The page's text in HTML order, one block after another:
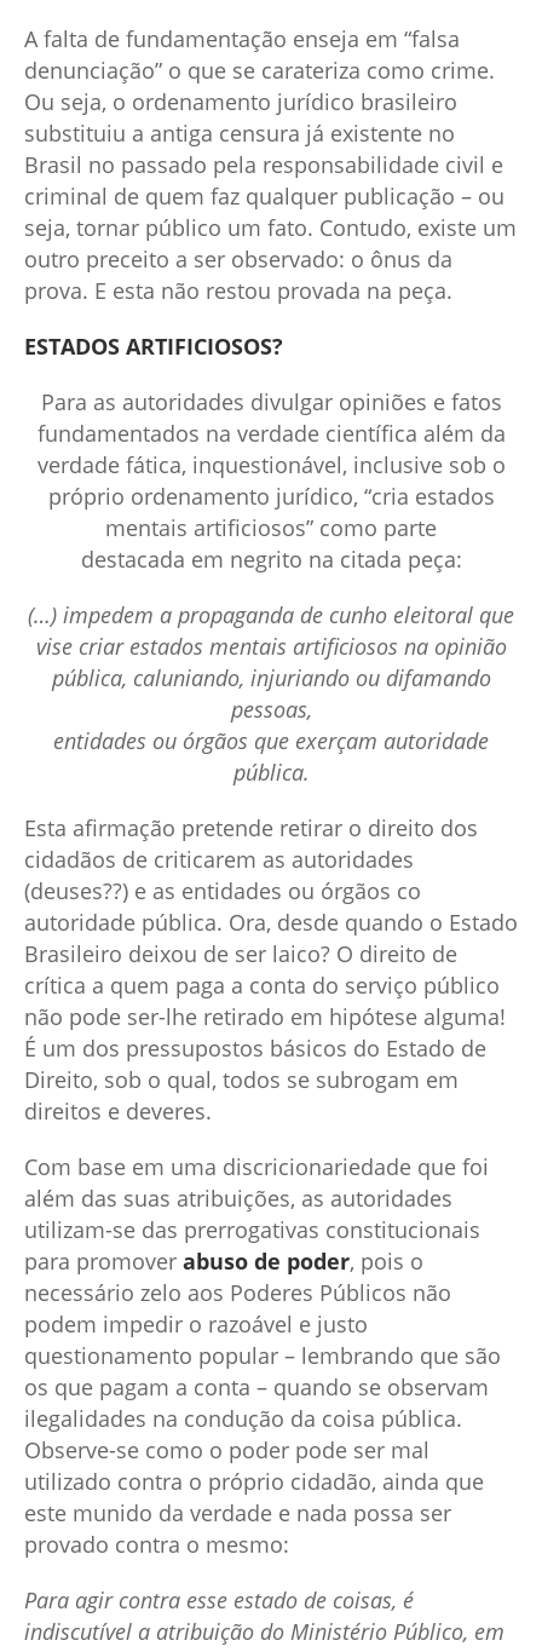
A falta de fundamentação enseja em “falsa
denunciação” o que se carateriza como crime.
Ou seja, o ordenamento jurídico brasileiro
substituiu a antiga censura já existente no
Brasil no passado pela responsabilidade civil e
criminal de quem faz qualquer publicação – ou
seja, tornar público um fato. Contudo, existe um
outro preceito a ser observado: o ônus da
prova. E esta não restou provada na peça.
ESTADOS ARTIFICIOSOS?
Para as autoridades divulgar opiniões e fatos
fundamentados na verdade científica além da
verdade fática, inquestionável, inclusive sob o
próprio ordenamento jurídico, “cria estados
mentais artificiosos” como parte
destacada em negrito na citada peça:
(…) impedem a propaganda de cunho eleitoral que
vise criar estados mentais artificiosos na opinião
pública, caluniando, injuriando ou difamando
pessoas,
entidades ou órgãos que exerçam autoridade
pública.
Esta afirmação pretende retirar o direito dos
cidadãos de criticarem as autoridades
(deuses??) e as entidades ou órgãos co
autoridade pública. Ora, desde quando o Estado
Brasileiro deixou de ser laico? O direito de
crítica a quem paga a conta do serviço público
não pode ser-lhe retirado em hipótese alguma!
É um dos pressupostos básicos do Estado de
Direito, sob o qual, todos se subrogam em
direitos e deveres.
Com base em uma discricionariedade que foi
além das suas atribuições, as autoridades
utilizam-se das prerrogativas constitucionais
para promover abuso de poder, pois o
necessário zelo aos Poderes Públicos não
podem impedir o razoável e justo
questionamento popular – lembrando que são
os que pagam a conta – quando se observam
ilegalidades na condução da coisa pública.
Observe-se como o poder pode ser mal
utilizado contra o próprio cidadão, ainda que
este munido da verdade e nada possa ser
provado contra o mesmo:
Para agir contra esse estado de coisas, é
indiscutível a atribuição do Ministério Público, em